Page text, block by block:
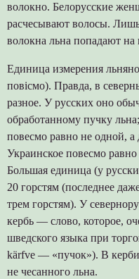
волокно. Белорусские
расчесывают волосы.
волокна льна попадают на
Единица измерения
повісмо). Правда, в
разное. У русских оно
обработанному пучку
повесмо равно не одной, а
Украинское повесмо
Большая единица (у
20 горстям (последнее
трем горстям). У
кербь — слово, которое,
шведского языка при
kärfve — «пучок»). В
не чесанного льна.